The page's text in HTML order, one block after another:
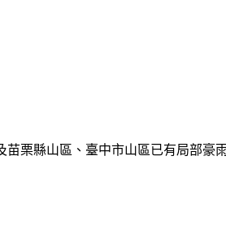
栗縣山區、臺中市山區已有局部豪